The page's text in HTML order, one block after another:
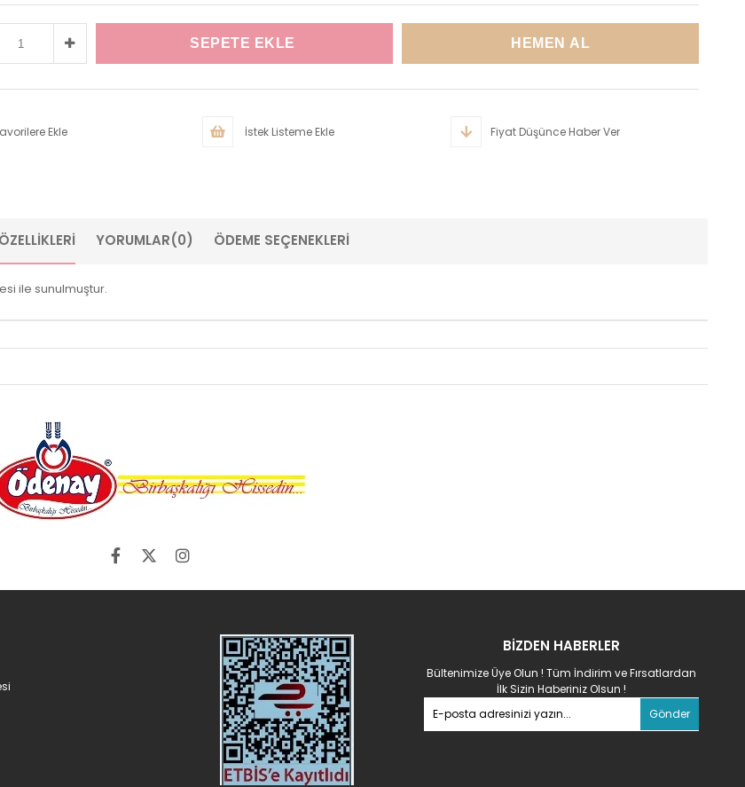
Ekle İstek Listeme Ekle Fiyat Düşünce Haber Ver
YORUMLAR(0) ÖDEME SEÇENEKLERI
ile sunulmuştur.
BİZDEN HABERLER
Bültenimize Üye Olun ! Tüm İndirim ve Fırsatlardan
İlk Sizin Haberiniz Olsun !
Gönder